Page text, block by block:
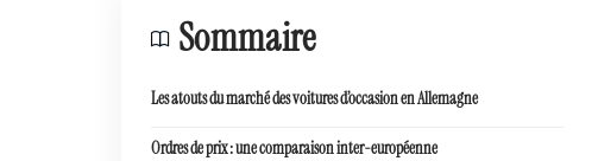
Sommaire
Les atouts du marché des voitures d’occasion en Allemagne
Ordres de prix : une comparaison inter-européenne